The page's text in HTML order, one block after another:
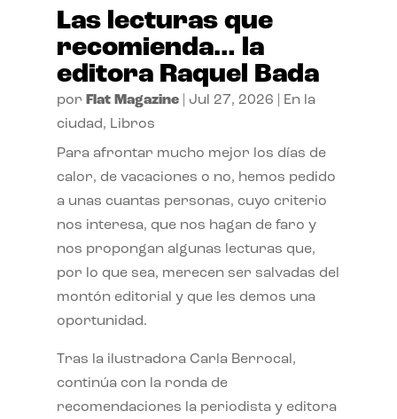
Las lecturas que
recomienda… la
editora Raquel Bada
por Flat Magazine| Jul 27, 2026
En la
ciudad, Libros
Para afrontar mucho mejor los días de
calor, de vacaciones o no, hemos pedido
a unas cuantas personas, cuyo criterio
nos interesa, que nos hagan de faro y
nos propongan algunas lecturas que,
por lo que sea, merecen ser salvadas del
montón editorial y que les demos una
oportunidad.
Tras la ilustradora Carla Berrocal,
continúa con la ronda de
recomendaciones la periodista y editora